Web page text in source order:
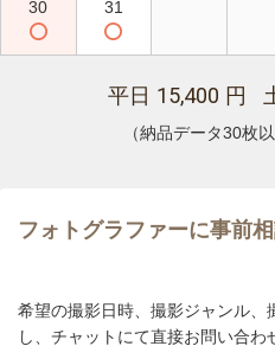
30 31
平日 15,400 円
（納品データ30枚
フォトグラファーに事前
希望の撮影日時、撮影ジャンル、
し、チャットにて直接お問い合わ